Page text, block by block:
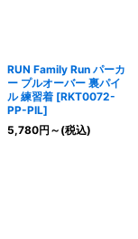
RUN Family Run パーカ
ー プルオーバー 裏パイ
ル 練習着 [RKT0072-
PP-PIL]
5,780円 ～ (税込)